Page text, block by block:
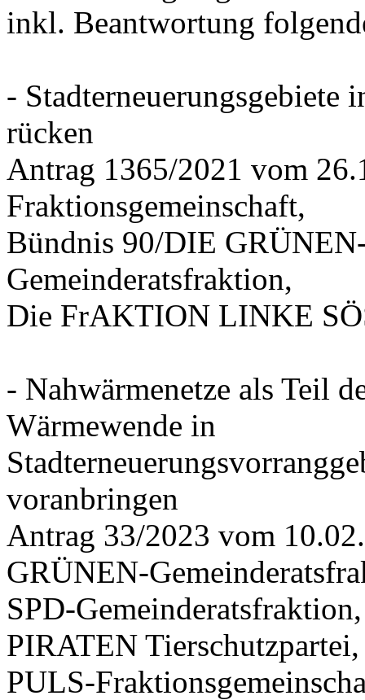
inkl. Beantwortung
- Stadterneuerungsgebiete
rücken
Antrag 1365/2021 vom
Fraktionsgemeinschaft,
Bündnis 90/DIE
Gemeinderatsfraktion,
Die FrAKTION LINKE
- Nahwärmenetze als Teil
Wärmewende in
voranbringen
Antrag 33/2023 vom
GRÜNEN-
SPD-
PIRATEN Tierschutzpartei,
PULS-